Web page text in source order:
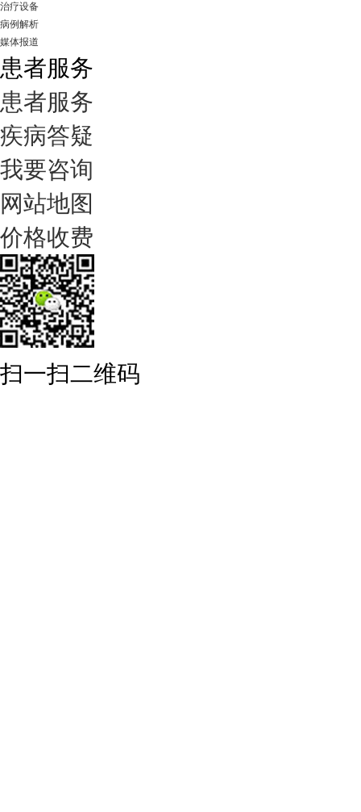
治疗设备
病例解析
媒体报道
患者服务
患者服务
疾病答疑
我要咨询
网站地图
价格收费
扫一扫二维码